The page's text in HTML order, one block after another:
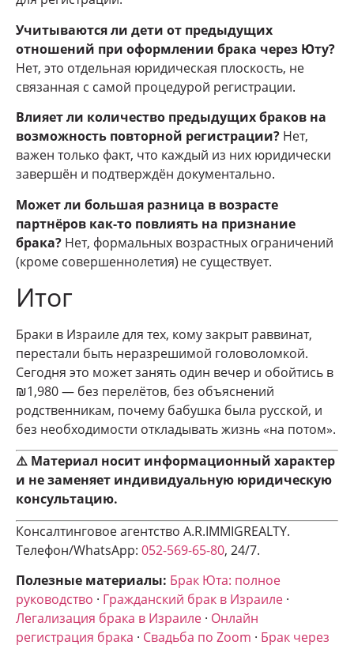
Учитываются ли дети от предыдущих
отношений при оформлении брака через Юту?
Нет, это отдельная юридическая плоскость, не
связанная с самой процедурой регистрации.
Влияет ли количество предыдущих браков на
возможность повторной регистрации? Нет,
важен только факт, что каждый из них юридически
завершён и подтверждён документально.
Может ли большая разница в возрасте
партнёров как-то повлиять на признание
брака? Нет, формальных возрастных ограничений
(кроме совершеннолетия) не существует.
Итог
Браки в Израиле для тех, кому закрыт раввинат,
перестали быть неразрешимой головоломкой.
Сегодня это может занять один вечер и обойтись в
₪1,980 — без перелётов, без объяснений
родственникам, почему бабушка была русской, и
без необходимости откладывать жизнь «на потом».
⚠️ Материал носит информационный характер
и не заменяет индивидуальную юридическую
консультацию.
Консалтинговое агентство A.R.IMMIGREALTY.
Телефон/WhatsApp: 052-569-65-80, 24/7.
Полезные материалы: Брак Юта: полное
руководство · Гражданский брак в Израиле ·
Легализация брака в Израиле · Онлайн
регистрация брака · Свадьба по Zoom · Брак через